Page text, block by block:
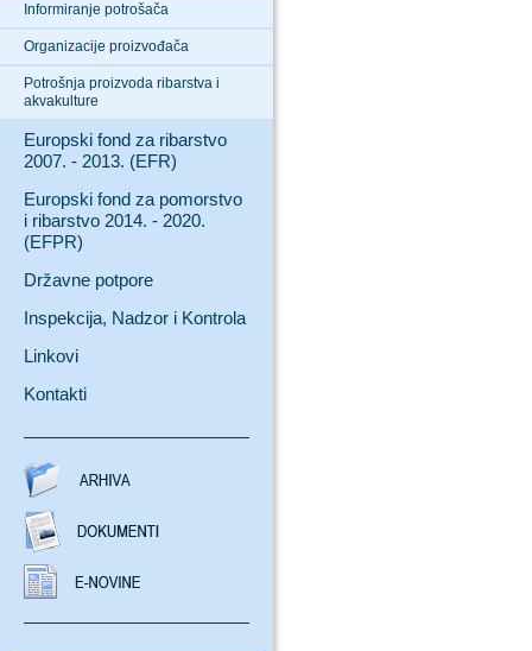
Informiranje potrošača
Organizacije proizvođača
Potrošnja proizvoda ribarstva i
akvakulture
Europski fond za ribarstvo
2007. - 2013. (EFR)
Europski fond za pomorstvo
i ribarstvo 2014. - 2020.
(EFPR)
Državne potpore
Inspekcija, Nadzor i Kontrola
Linkovi
Kontakti